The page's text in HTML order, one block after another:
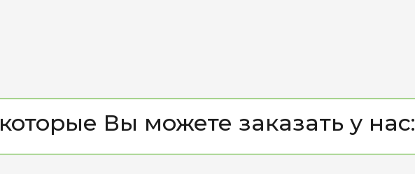
которые Вы можете заказать у нас: